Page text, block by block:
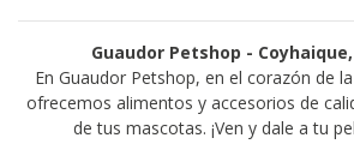
Guaudor Petshop -
En Guaudor Petshop, en el corazón de
ofrecemos alimentos y accesorios de
de tus mascotas. ¡Ven y dale a tu